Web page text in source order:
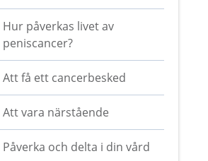
Hur påverkas livet av
peniscancer?
Att få ett cancerbesked
Att vara närstående
Påverka och delta i din vård